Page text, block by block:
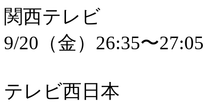
関西テレビ
9/20（金）26:35〜27:05
テレビ西日本